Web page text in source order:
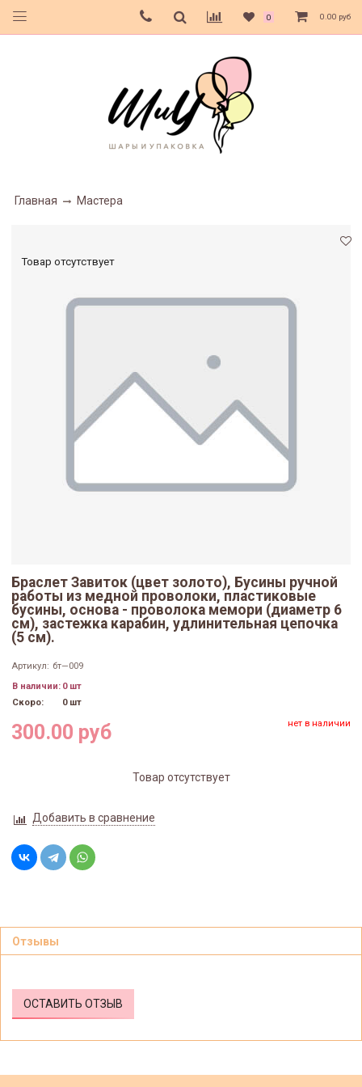
0 0.00 руб
Главная Мастера
Товар отсутствует
Браслет Завиток (цвет золото), Бусины ручной
работы из медной проволоки, пластиковые
бусины, основа - проволока мемори (диаметр 6
см), застежка карабин, удлинительная цепочка
(5 см).
Артикул: бт—009
В наличии: 0 шт
Скоро:
0 шт
300.00 руб нет в наличии
Товар отсутствует
Добавить в сравнение
Отзывы
ОСТАВИТЬ ОТЗЫВ